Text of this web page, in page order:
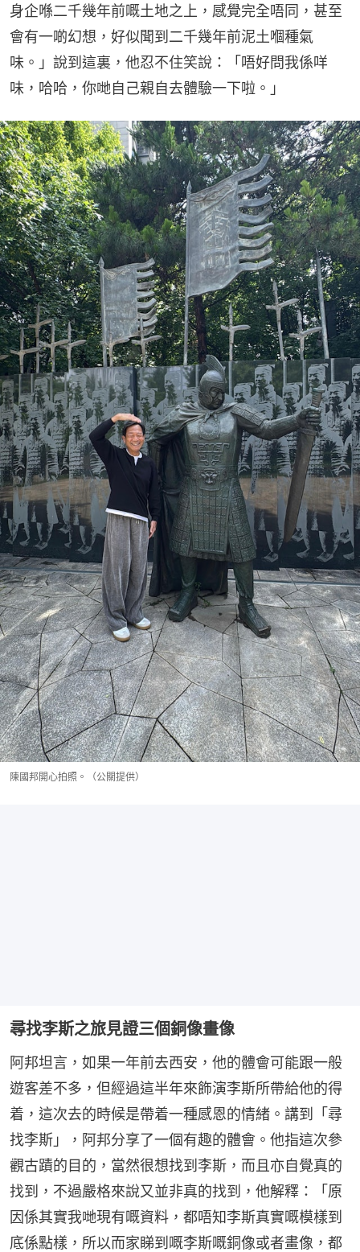
身企喺二千幾年前嘅土地之上，感覺完全唔同，甚至
會有一啲幻想，好似聞到二千幾年前泥土嗰種氣
味。」說到這裏，他忍不住笑說：「唔好問我係咩
味，哈哈，你哋自己親自去體驗一下啦。」
陳國邦開心拍照。（公關提供）
尋找李斯之旅見證三個銅像畫像
阿邦坦言，如果一年前去西安，他的體會可能跟一般
遊客差不多，但經過這半年來飾演李斯所帶給他的得
着，這次去的時候是帶着一種感恩的情緒。講到「尋
找李斯」，阿邦分享了一個有趣的體會。他指這次參
觀古蹟的目的，當然很想找到李斯，而且亦自覺真的
找到，不過嚴格來說又並非真的找到，他解釋：「原
因係其實我哋現有嘅資料，都唔知李斯真實嘅模樣到
底係點樣，所以而家睇到嘅李斯嘅銅像或者畫像，都